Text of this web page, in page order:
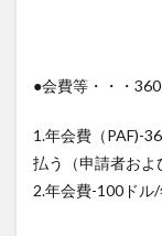
●会費等・・・
1.年会費（PAF)-
払う（申請者およ
2.年会費-100ド